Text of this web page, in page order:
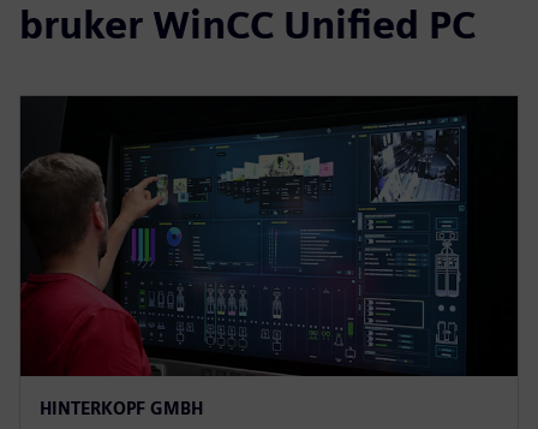
bruker WinCC Unified PC
HINTERKOPF GMBH